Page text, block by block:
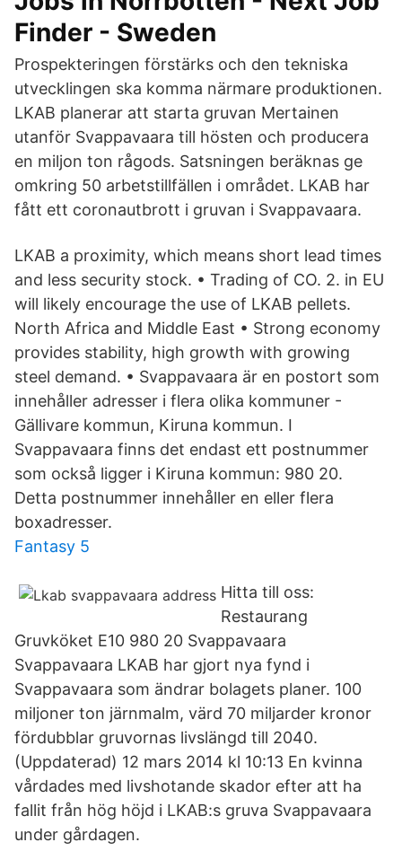
Finder - Sweden
Prospekteringen förstärks och den tekniska
utvecklingen ska komma närmare produktionen.
LKAB planerar att starta gruvan Mertainen
utanför Svappavaara till hösten och producera
en miljon ton rågods. Satsningen beräknas ge
omkring 50 arbetstillfällen i området. LKAB har
fått ett coronautbrott i gruvan i Svappavaara.
LKAB a proximity, which means short lead times
and less security stock. • Trading of CO. 2. in EU
will likely encourage the use of LKAB pellets.
North Africa and Middle East • Strong economy
provides stability, high growth with growing
steel demand. • Svappavaara är en postort som
innehåller adresser i flera olika kommuner -
Gällivare kommun, Kiruna kommun. I
Svappavaara finns det endast ett postnummer
som också ligger i Kiruna kommun: 980 20.
Detta postnummer innehåller en eller flera
boxadresser.
Fantasy 5
Hitta till oss:
Restaurang
Gruvköket E10 980 20 Svappavaara
Svappavaara LKAB har gjort nya fynd i
Svappavaara som ändrar bolagets planer. 100
miljoner ton järnmalm, värd 70 miljarder kronor
fördubblar gruvornas livslängd till 2040.
(Uppdaterad) 12 mars 2014 kl 10:13 En kvinna
vårdades med livshotande skador efter att ha
fallit från hög höjd i LKAB:s gruva Svappavaara
under gårdagen.